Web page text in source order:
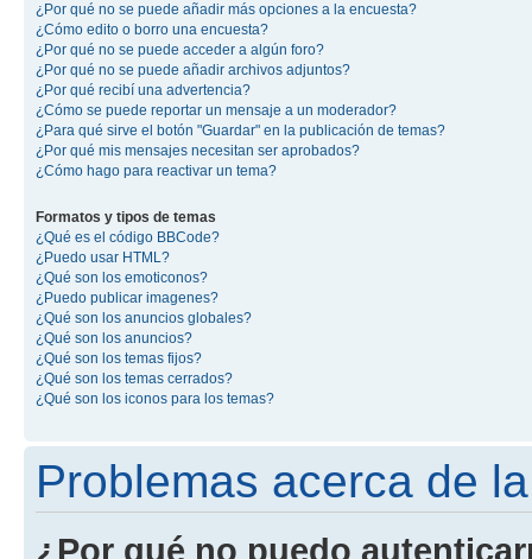
¿Por qué no se puede añadir más opciones a la encuesta?
¿Cómo edito o borro una encuesta?
¿Por qué no se puede acceder a algún foro?
¿Por qué no se puede añadir archivos adjuntos?
¿Por qué recibí una advertencia?
¿Cómo se puede reportar un mensaje a un moderador?
¿Para qué sirve el botón "Guardar" en la publicación de temas?
¿Por qué mis mensajes necesitan ser aprobados?
¿Cómo hago para reactivar un tema?
Formatos y tipos de temas
¿Qué es el código BBCode?
¿Puedo usar HTML?
¿Qué son los emoticonos?
¿Puedo publicar imagenes?
¿Qué son los anuncios globales?
¿Qué son los anuncios?
¿Qué son los temas fijos?
¿Qué son los temas cerrados?
¿Qué son los iconos para los temas?
Problemas acerca de
¿Por qué no puedo